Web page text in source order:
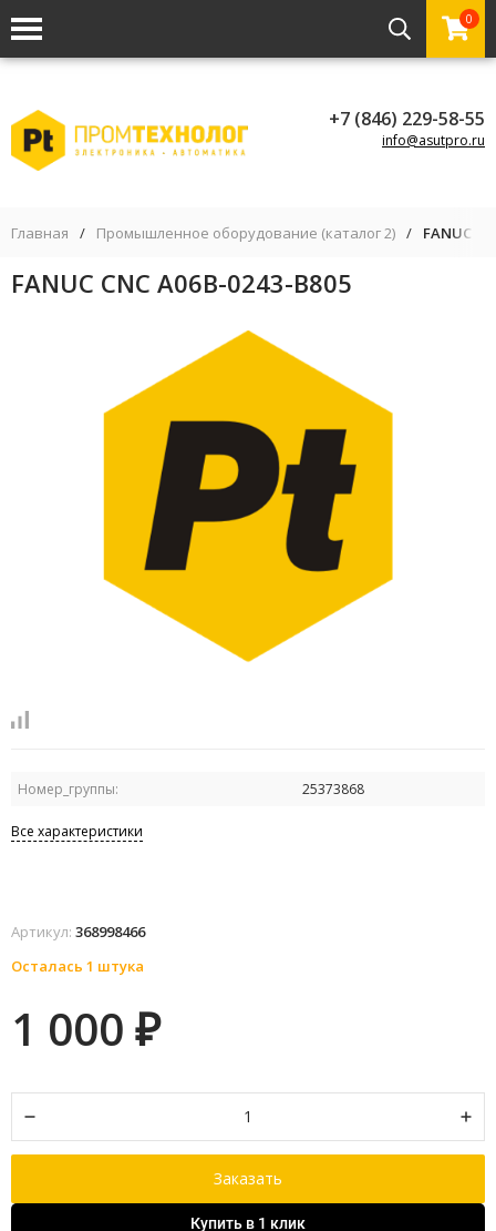
0
+7 (846) 229-58-55
info@asutpro.ru
Главная / Промышленное оборудование (каталог 2) / FANUC
FANUC CNC A06B-0243-B805
Номер_группы: 25373868
Все характеристики
Артикул: 368998466
Осталась 1 штука
1 000 ₽
Заказать
Купить в 1 клик